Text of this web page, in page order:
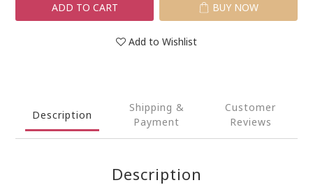
ADD TO CART BUY NOW
Add to Wishlist
Description
Shipping &
Payment
Customer
Reviews
Description